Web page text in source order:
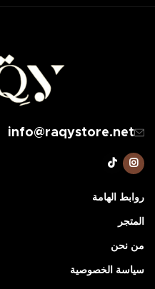
info@raqystore.net
روابط الهامة
المتجر
من نحن
سياسة الخصوصية